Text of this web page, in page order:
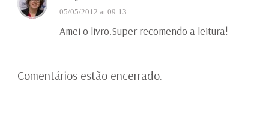
05/05/2012 at 09:13
Amei o livro.Super recomendo a leitura!
Comentários estão encerrado.